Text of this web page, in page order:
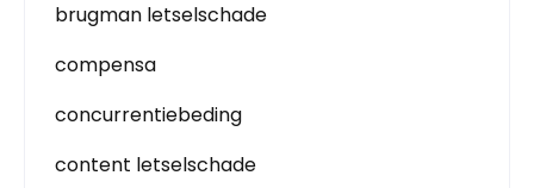
brugman letselschade
compensa
concurrentiebeding
content letselschade